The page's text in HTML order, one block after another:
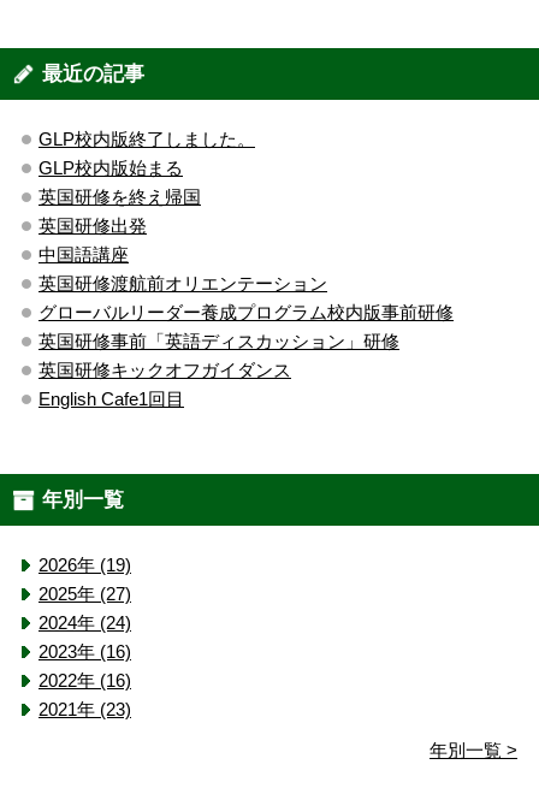
最近の記事
GLP校内版終了しました。
GLP校内版始まる
英国研修を終え帰国
英国研修出発
中国語講座
英国研修渡航前オリエンテーション
グローバルリーダー養成プログラム校内版事前研修
英国研修事前「英語ディスカッション」研修
英国研修キックオフガイダンス
English Cafe1回目
年別一覧
2026年 (19)
2025年 (27)
2024年 (24)
2023年 (16)
2022年 (16)
2021年 (23)
年別一覧 >